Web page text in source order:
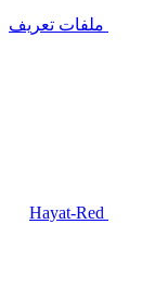
ملفات تعريف